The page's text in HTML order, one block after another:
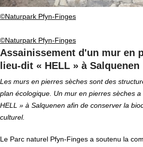
©Naturpark Pfyn-Finges
©Naturpark Pfyn-Finges
Assainissement d'un mur en
lieu-dit « HELL » à Salquenen
Les murs en pierres sèches sont des
plan écologique. Un mur en pierres sèches
HELL » à Salquenen afin de conserver la
culturel.
Le Parc naturel Pfyn-Finges a soutenu la